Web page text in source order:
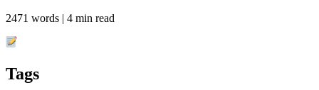
2471 words | 4 min read
Tags